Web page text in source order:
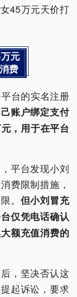
45万元天价打
元
费
台的实名注册
账户绑定支付
，用于在平台
平台发现小刘
费限制措施，
。 但小刘冒充
仅凭电话确认
额充值消费的
，坚决否认这
起诉讼，要求